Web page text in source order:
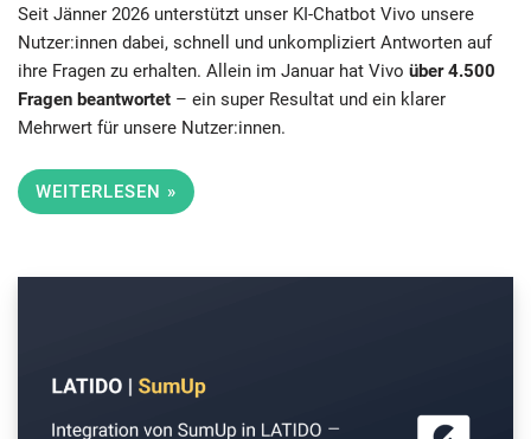
Seit Jänner 2026 unterstützt unser KI-Chatbot Vivo unsere
Nutzer:innen dabei, schnell und unkompliziert Antworten auf
ihre Fragen zu erhalten. Allein im Januar hat Vivo über 4.500
Fragen beantwortet – ein super Resultat und ein klarer
Mehrwert für unsere Nutzer:innen.
WEITERLESEN »